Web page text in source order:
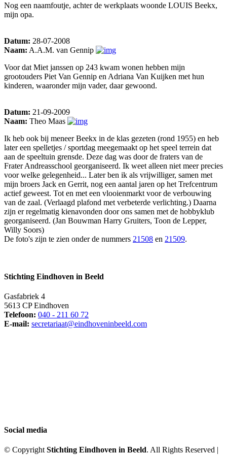
Nog een naamfoutje, achter de werkplaats woonde LOUIS Beekx,
mijn opa.
Datum: 28-07-2008
Naam: A.A.M. van Gennip
Voor dat Miet janssen op 243 kwam wonen hebben mijn
grootouders Piet Van Gennip en Adriana Van Kuijken met hun
kinderen, waaronder mijn vader, daar gewoond.
Datum: 21-09-2009
Naam: Theo Maas
Ik heb ook bij meneer Beekx in de klas gezeten (rond 1955) en heb
later een spelletjes / sportdag meegemaakt op het speel terrein dat
aan de speeltuin grensde. Deze dag was door de fraters van de
Frater Andreasschool georganiseerd. Ik weet alleen niet meer precies
voor welke gelegenheid... Later ben ik als vrijwilliger, samen met
mijn broers Jack en Gerrit, nog een aantal jaren op het Trefcentrum
actief geweest. Tot en met een vlooienmarkt voor de verbouwing
van de zaal. (Verlaagd plafond met verbeterde verlichting.) Daarna
zijn er regelmatig kienavonden door ons samen met de hobbyklub
georganiseerd. (Jan Bouwman Harry Gruiters, Toon de Lepper,
Willy Soors)
De foto's zijn te zien onder de nummers 21508 en 21509.
Stichting Eindhoven in Beeld
Gasfabriek 4
5613 CP Eindhoven
Telefoon: 040 - 211 60 72
E-mail: secretariaat@eindhoveninbeeld.com
Social media
© CopyrightStichting Eindhoven in Beeld. All Rights Reserved |